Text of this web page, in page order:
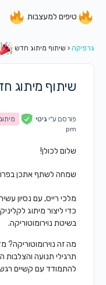
טיפים למעצבות
גרפיקה ‹ שיתוף מיתוג חדש
שיתוף מיתוג
פורסם ע"יגיטי
pm
שלום לכולן!
שמחה לשתף אתכן
מלכי רייס, עם נסיון
כדי ליצור מיתוג
בשיטת נוירומוטוריקה.
מה זה
תרגילי תנועה והצלבות
להתמודד עם קשיים